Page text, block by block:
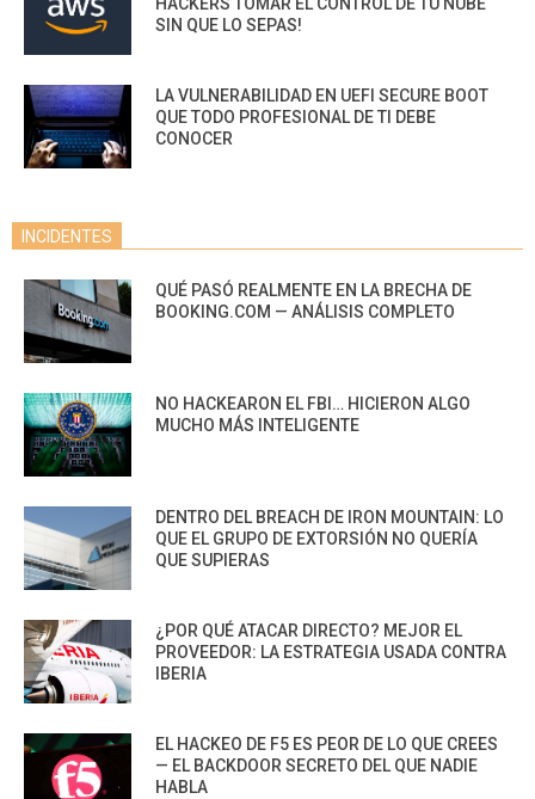
SIN QUE LO SEPAS!
LA VULNERABILIDAD EN UEFI SECURE BOOT
QUE TODO PROFESIONAL DE TI DEBE
CONOCER
INCIDENTES
QUÉ PASÓ REALMENTE EN LA BRECHA DE
BOOKING.COM — ANÁLISIS COMPLETO
NO HACKEARON EL FBI… HICIERON ALGO
MUCHO MÁS INTELIGENTE
DENTRO DEL BREACH DE IRON MOUNTAIN: LO
QUE EL GRUPO DE EXTORSIÓN NO QUERÍA
QUE SUPIERAS
¿POR QUÉ ATACAR DIRECTO? MEJOR EL
PROVEEDOR: LA ESTRATEGIA USADA CONTRA
IBERIA
EL HACKEO DE F5 ES PEOR DE LO QUE CREES
— EL BACKDOOR SECRETO DEL QUE NADIE
HABLA